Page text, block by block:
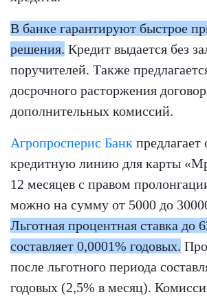
В банке гарантируют быстрое
решения. Кредит выдается без
поручителей. Также
досрочного расторжения
дополнительных комиссий.
Агропросперис Банк предлагает
кредитную линию для карты
12 месяцев с правом
можно на сумму от 5000 до
Льготная процентная ставка до
составляет 0,0001% годовых.
после льготного периода
годовых (2,5% в месяц).